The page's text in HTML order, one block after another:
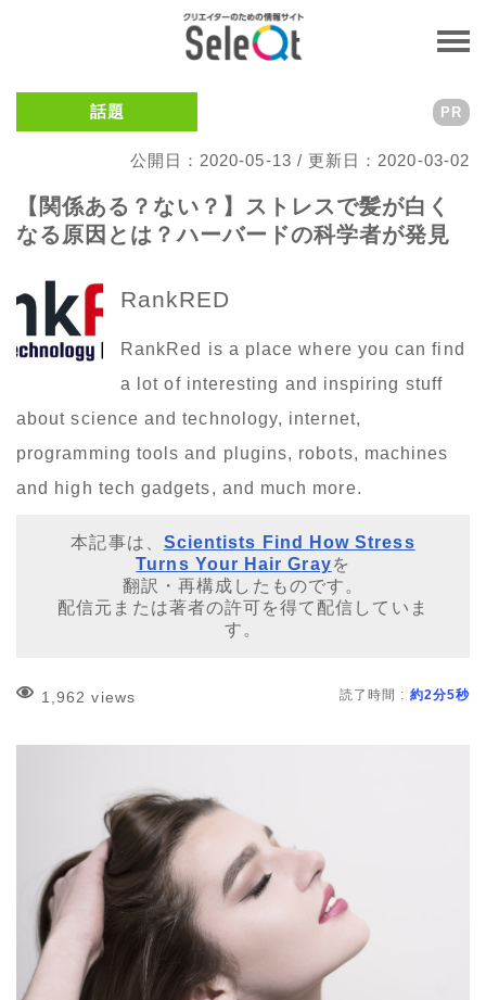
話題
公開日：2020-05-13 / 更新日：2020-03-02
PR
【関係ある？ない？】ストレスで髪が白く
なる原因とは？ハーバードの科学者が発見
RankRED
RankRed is a place where you can find
a lot of interesting and inspiring stuff
about science and technology, internet,
programming tools and plugins, robots, machines
and high tech gadgets, and much more.
本記事は、 Scientists Find How Stress
Turns Your Hair Grayを
翻訳・再構成したものです。
配信元または著者の許可を得て配信していま
す。
1,962 views 読了時間 : 約2分5秒